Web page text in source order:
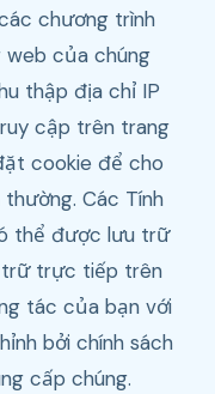
chương trình
của chúng
thập địa chỉ IP
cập trên trang
cookie để cho
Các Tính
thể được lưu trữ
trực tiếp trên
tác của bạn với
bởi chính sách
cấp chúng.